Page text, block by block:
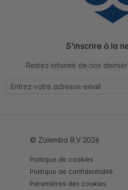
S'inscrire à la
Restez informé de nos
© Zolemba B.V 2026
Politique de cookies
Politique de confidentialité
Paramètres des cookies